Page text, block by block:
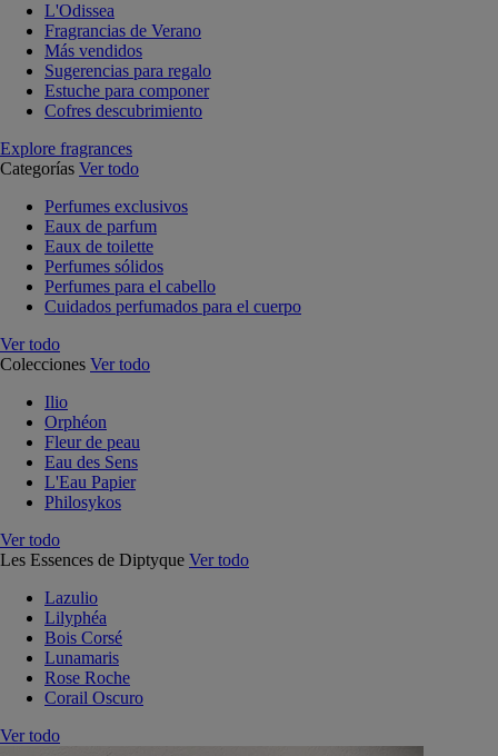
L'Odissea
Fragrancias de Verano
Más vendidos
Sugerencias para regalo
Estuche para componer
Cofres descubrimiento
Explore fragrances
Categorías Ver todo
Perfumes exclusivos
Eaux de parfum
Eaux de toilette
Perfumes sólidos
Perfumes para el cabello
Cuidados perfumados para el cuerpo
Ver todo
Colecciones Ver todo
Ilio
Orphéon
Fleur de peau
Eau des Sens
L'Eau Papier
Philosykos
Ver todo
Les Essences de Diptyque Ver todo
Lazulio
Lilyphéa
Bois Corsé
Lunamaris
Rose Roche
Corail Oscuro
Ver todo